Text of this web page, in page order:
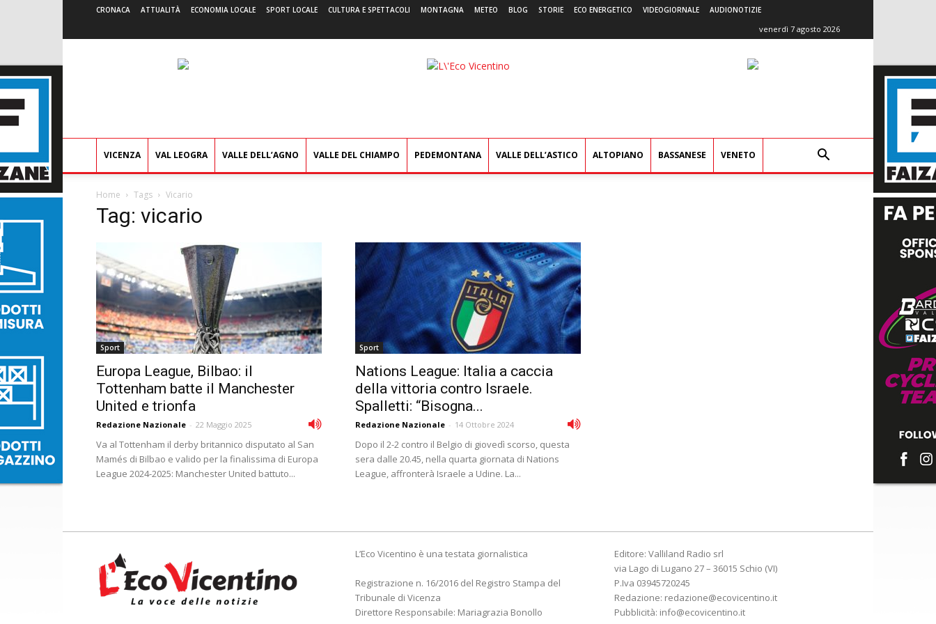
CRONACA ATTUALITÀ ECONOMIA LOCALE SPORT LOCALE CULTURA E SPETTACOLI MONTAGNA METEO BLOG STORIE ECO ENERGETICO VIDEOGIORNALE AUDIONOTIZIE
venerdì 7 agosto 2026
L'Eco
VICENZA VAL LEOGRA VALLE DELL’AGNO VALLE DEL CHIAMPO PEDEMONTANA VALLE DELL’ASTICO ALTOPIANO BASSANESE VENETO
Home Tags Vicario
Tag: vicario
Sport
Europa League, Bilbao: il
Tottenham batte il Manchester
United e trionfa
Redazione Nazionale - 22 Maggio 2025
Va al Tottenham il derby britannico disputato al San
Mamés di Bilbao e valido per la finalissima di Europa
League 2024-2025: Manchester United battuto...
Sport
Nations League: Italia a caccia
della vittoria contro Israele.
Spalletti: “Bisogna...
Redazione Nazionale - 14 Ottobre 2024
Dopo il 2-2 contro il Belgio di giovedì scorso, questa
sera dalle 20.45, nella quarta giornata di Nations
League, affronterà Israele a Udine. La...
L’Eco Vicentino è una testata giornalistica
Registrazione n. 16/2016 del Registro Stampa del
Tribunale di Vicenza
Direttore Responsabile: Mariagrazia Bonollo
Editore: Valliland Radio srl
via Lago di Lugano 27 – 36015 Schio (VI)
P.Iva 03945720245
Redazione: redazione@ecovicentino.it
Pubblicità: info@ecovicentino.it